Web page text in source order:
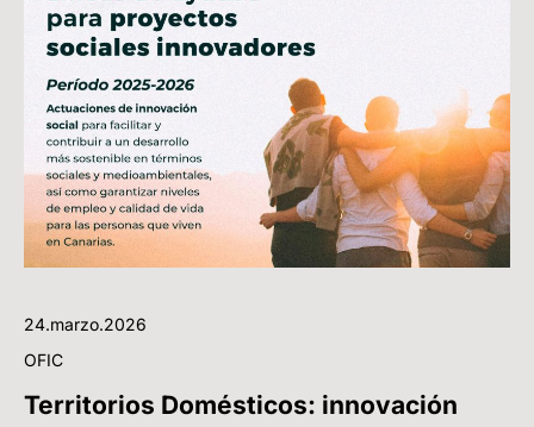
24.marzo.2026
OFIC
Territorios Domésticos: innovación